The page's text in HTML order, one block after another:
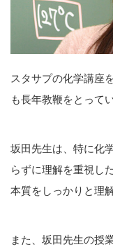
スタサプの化学講座
も長年教鞭をとって
坂田先生は、特に化
らずに理解を重視し
本質をしっかりと理
また、坂田先生の授